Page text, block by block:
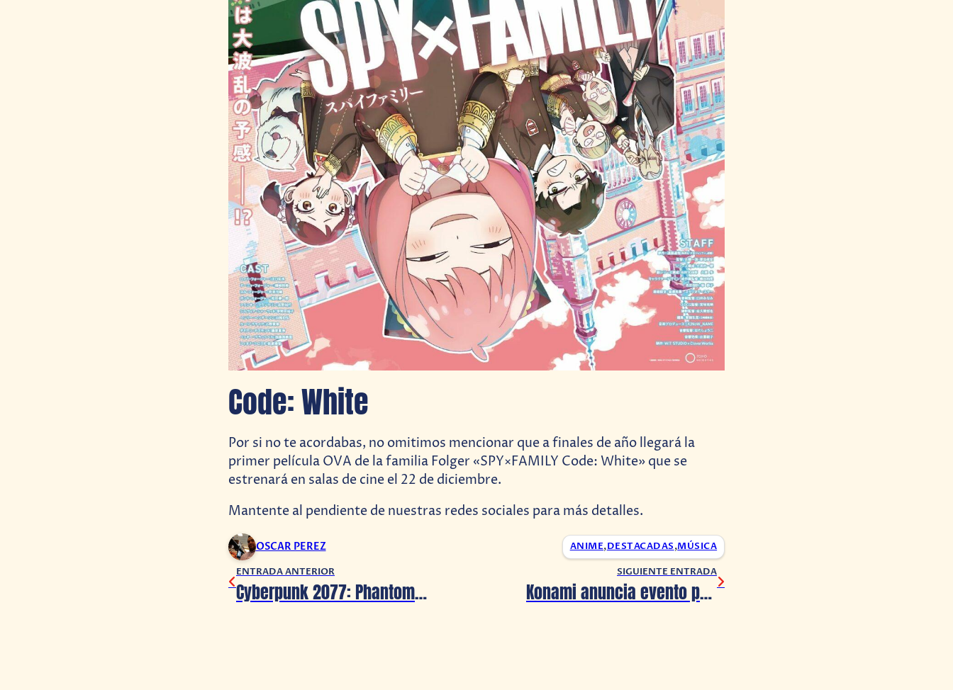
Code: White
Por si no te acordabas, no omitimos mencionar que a finales de año llegará la
primer película OVA de la familia Folger «SPY×FAMILY Code: White» que se
estrenará en salas de cine el 22 de diciembre.
Mantente al pendiente de nuestras redes sociales para más detalles.
OSCAR PEREZ ANIME,DESTACADAS,MÚSICA
ENTRADA ANTERIOR
Cyberpunk 2077: Phantom Liberty estrena su tráiler de lanzamiento
SIGUIENTE ENTRADA
Konami anuncia evento para Silent Hill